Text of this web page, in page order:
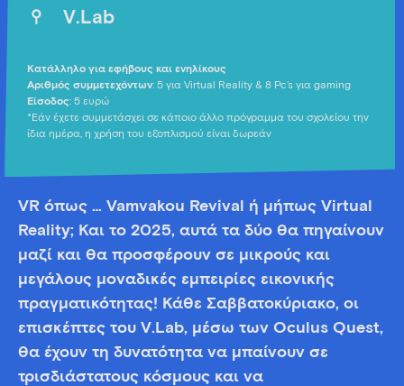
V.Lab
Κατάλληλο για εφήβους και ενηλίκους
Αριθμός συμμετεχόντων: 5 για Virtual Reality & 8 Pc’s για gaming
Είσοδος: 5 ευρώ
*Εάν έχετε συμμετάσχει σε κάποιο άλλο πρόγραμμα του σχολείου την
ίδια ημέρα, η χρήση του εξοπλισμού είναι δωρεάν
VR όπως … Vamvakou Revival ή μήπως Virtual
Reality; Και το 2025, αυτά τα δύο θα πηγαίνουν
μαζί και θα προσφέρουν σε μικρούς και
μεγάλους μοναδικές εμπειρίες εικονικής
πραγματικότητας! Κάθε Σαββατοκύριακο, οι
επισκέπτες του V.Lab, μέσω των Oculus Quest,
θα έχουν τη δυνατότητα να μπαίνουν σε
τρισδιάστατους κόσμους και να